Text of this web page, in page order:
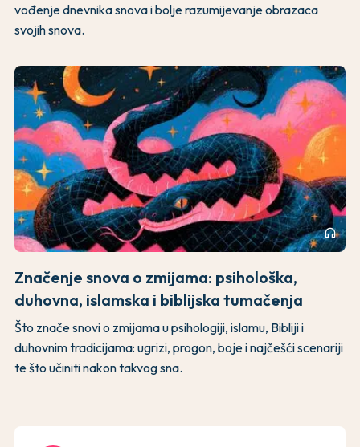
vođenje dnevnika snova i bolje razumijevanje obrazaca
svojih snova.
headphones
Značenje snova o zmijama: psihološka,
duhovna, islamska i biblijska tumačenja
Što znače snovi o zmijama u psihologiji, islamu, Bibliji i
duhovnim tradicijama: ugrizi, progon, boje i najčešći scenariji
te što učiniti nakon takvog sna.